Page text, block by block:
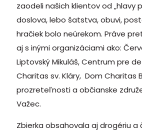
zaodeli našich klientov od „hlavy
doslova, lebo šatstva, obuvi,
hračiek bolo neúrekom. Práve
aj s inými organizáciami ako:
Liptovský Mikuláš, Centrum pre
Charitas sv. Kláry, Dom Charitas
prozreteľnosti a občianske
Važec.
Zbierka obsahovala aj drogériu a